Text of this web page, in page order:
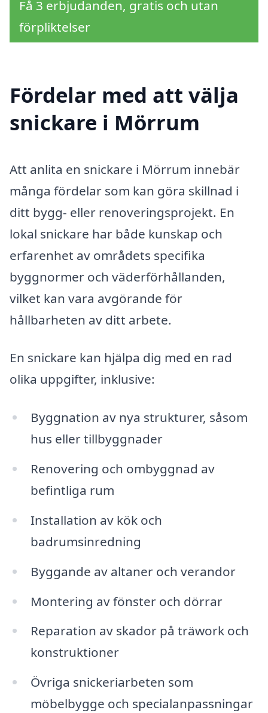
Få 3 erbjudanden, gratis och utan
förpliktelser
Fördelar med att välja
snickare i Mörrum
Att anlita en snickare i Mörrum innebär
många fördelar som kan göra skillnad i
ditt bygg- eller renoveringsprojekt. En
lokal snickare har både kunskap och
erfarenhet av områdets specifika
byggnormer och väderförhållanden,
vilket kan vara avgörande för
hållbarheten av ditt arbete.
En snickare kan hjälpa dig med en rad
olika uppgifter, inklusive:
Byggnation av nya strukturer, såsom
hus eller tillbyggnader
Renovering och ombyggnad av
befintliga rum
Installation av kök och
badrumsinredning
Byggande av altaner och verandor
Montering av fönster och dörrar
Reparation av skador på träwork och
konstruktioner
Övriga snickeriarbeten som
möbelbygge och specialanpassningar